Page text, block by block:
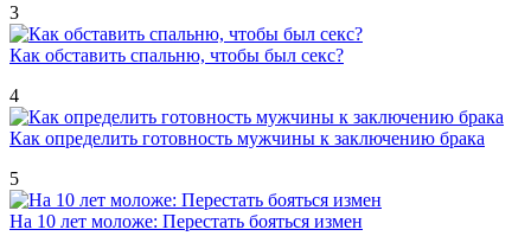
3
Как обставить спальню, чтобы был секс?
4
Как определить готовность мужчины к заключению брака
5
На 10 лет моложе: Перестать бояться измен